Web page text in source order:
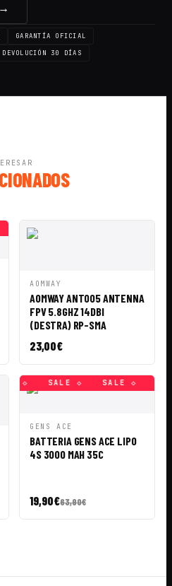
GARANTÍA OFICIAL
DEVOLUCIÓN 30 DÍAS
SALE ◇
VISTA
AOMWAY
AOMWAY ANT005 ANTENNA
FPV 5.8GHZ 14DBI
(DESTRA) RP-SMA
23,00€
◇ SALE ◇ SALE ◇
VISTA
GENS ACE
BATTERIA GENS ACE LIPO
4S 3000 MAH 35C
19,90€63,90€